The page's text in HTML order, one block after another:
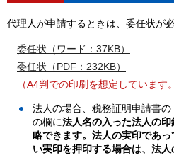
代理人が申請するときは、委任状が必
委任状（ワード：37KB）
委任状（PDF：232KB）
（A4判での印刷を想定しています
法人の場合、税務証明申請書の
の欄に法人名の入った法人の
略できます。法人の実印であ
い実印を押印する場合は、法人